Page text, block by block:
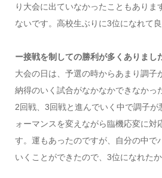
り大会に出ていなかったこともありま
ないです。高校生ぶりに3位になれて良
ー接戦を制しての勝利が多くありまし
大会の日は、予選の時からあまり調子
納得のいく試合がなかなかできなかっ
2回戦、3回戦と進んでいく中で調子が
ォーマンスを変えながら臨機応変に対
す。運もあったのですが、自分の中で
いくことができたので、3位になれたか